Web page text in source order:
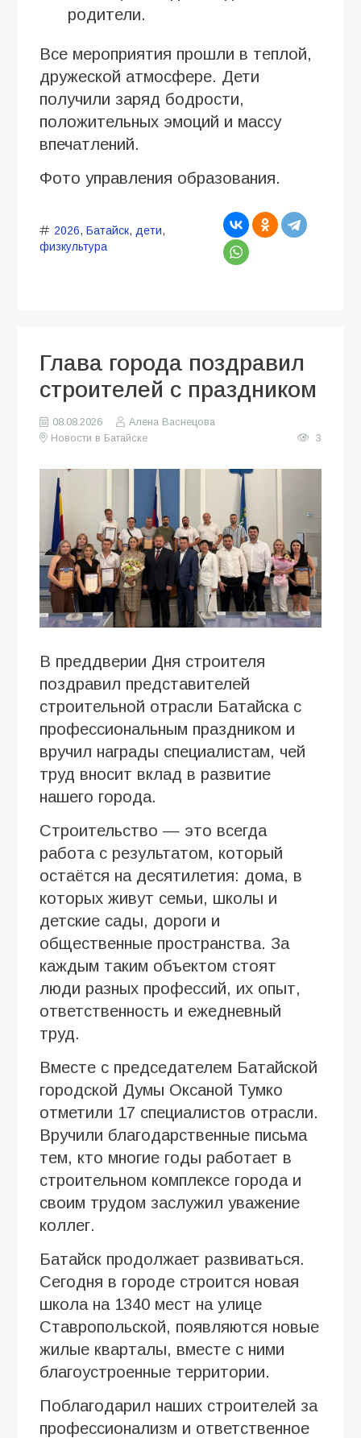
родители.
Все мероприятия прошли в теплой,
дружеской атмосфере. Дети
получили заряд бодрости,
положительных эмоций и массу
впечатлений.
Фото управления образования.
2026, Батайск, дети,
физкультура
Глава города поздравил
строителей с праздником
08.08.2026
Алена Васнецова
Новости в Батайске
3
В преддверии Дня строителя
поздравил представителей
строительной отрасли Батайска с
профессиональным праздником и
вручил награды специалистам, чей
труд вносит вклад в развитие
нашего города.
Строительство — это всегда
работа с результатом, который
остаётся на десятилетия: дома, в
которых живут семьи, школы и
детские сады, дороги и
общественные пространства. За
каждым таким объектом стоят
люди разных профессий, их опыт,
ответственность и ежедневный
труд.
Вместе с председателем Батайской
городской Думы Оксаной Тумко
отметили 17 специалистов отрасли.
Вручили благодарственные письма
тем, кто многие годы работает в
строительном комплексе города и
своим трудом заслужил уважение
коллег.
Батайск продолжает развиваться.
Сегодня в городе строится новая
школа на 1340 мест на улице
Ставропольской, появляются новые
жилые кварталы, вместе с ними
благоустроенные территории.
Поблагодарил наших строителей за
профессионализм и ответственное